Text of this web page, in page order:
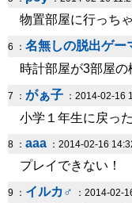
物置部屋に行っち
6 ： 名無しの脱出ゲー
時計部屋が3部屋の
7 ： がぁ子 ：2014-02-16
小学１年生に戻っ
8 ： aaa ：2014-02-16
プレイできない！
9 ： イルカ♂ ：2014-02-